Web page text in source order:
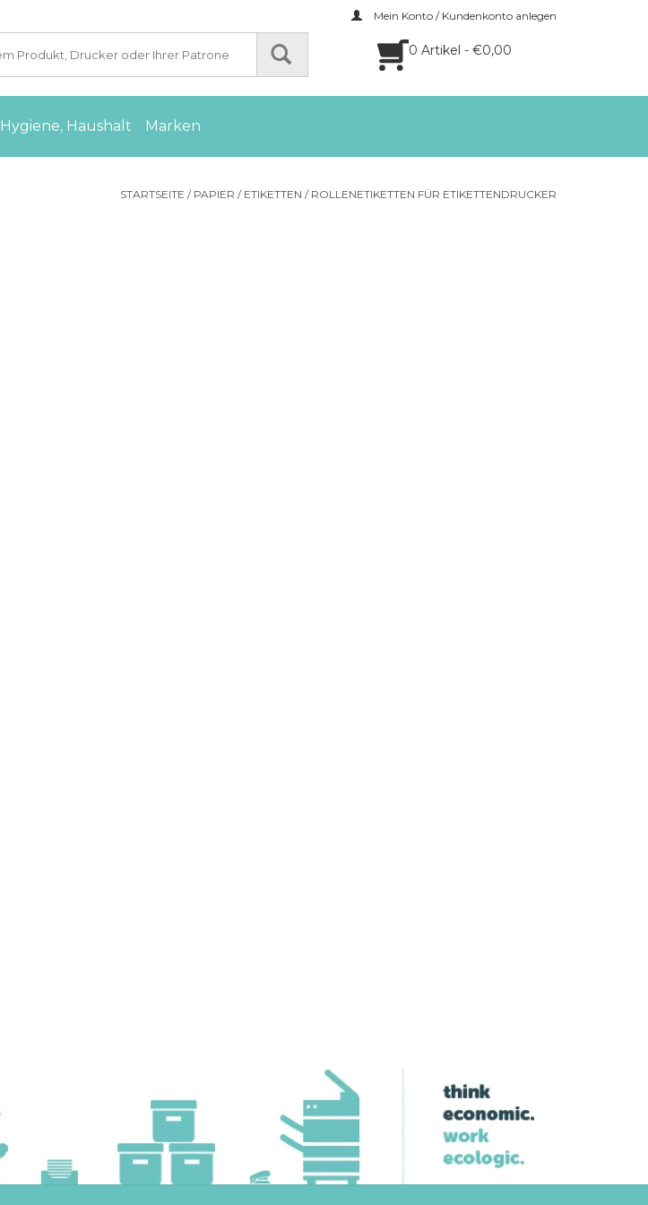
Mein Konto / Kundenkonto anlegen
0 Artikel - €0,00
Hygiene, Haushalt Marken
STARTSEITE / PAPIER / ETIKETTEN / ROLLENETIKETTEN FÜR ETIKETTENDRUCKER